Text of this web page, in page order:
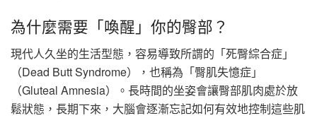
為什麼需要「喚醒」你的臀部？
現代人久坐的生活型態，容易導致所謂的「死臀綜合症」
（Dead Butt Syndrome），也稱為「臀肌失憶症」
（Gluteal Amnesia）。長時間的坐姿會讓臀部肌肉處於放
鬆狀態，長期下來，大腦會逐漸忘記如何有效地控制這些肌